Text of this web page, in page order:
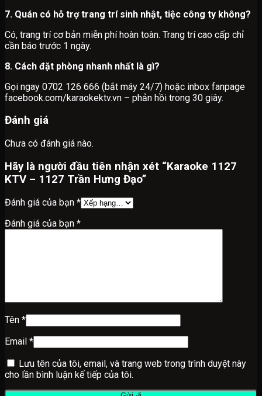
7. Quán có hỗ trợ trang trí sinh nhật, tiệc công ty không?
Có, trang trí cơ bản miễn phí hoàn toàn. Trang trí cao cấp chỉ
cần báo trước 1 ngày.
8. Cách đặt phòng nhanh nhất là gì?
Gọi ngay 0702 126 666 (bắt máy 24/7) hoặc inbox fanpage
facebook.com/karaokektv.vn – phản hồi trong 30 giây.
Đánh giá
Chưa có đánh giá nào.
Hãy là người đầu tiên nhận xét “Karaoke 1127
KTV – 1127 Trần Hưng Đạo”
Đánh giá của bạn *
Đánh giá của bạn *
Tên *
Email *
Lưu tên của tôi, email, và trang web trong trình duyệt này
cho lần bình luận kế tiếp của tôi.